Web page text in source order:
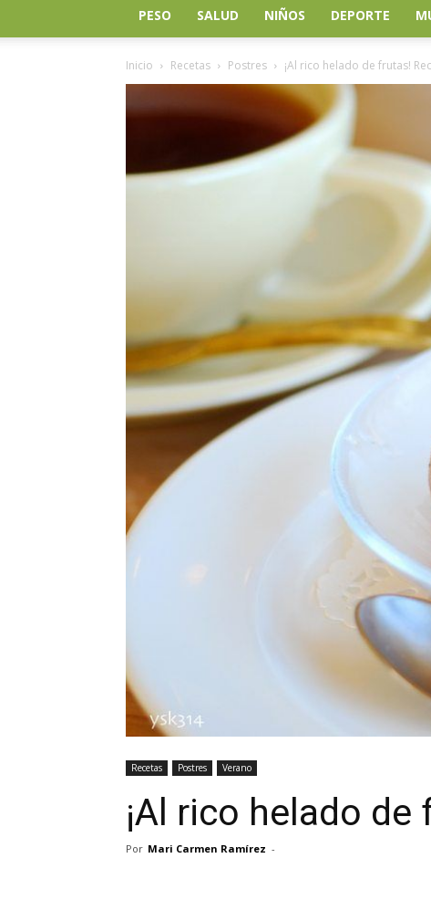
PESO SALUD NIÑOS DEPORTE
Inicio Recetas Postres ¡Al rico helado de frutas!
Recetas Postres Verano
¡Al rico helado
Por Mari Carmen Ramírez -